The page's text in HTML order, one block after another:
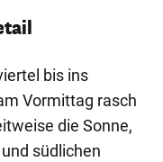
bis ins
Vormittag rasch
die Sonne,
südlichen